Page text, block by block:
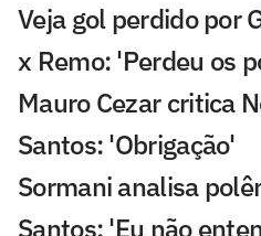
Veja gol perdido por
x Remo: 'Perdeu os
Mauro Cezar critica
Santos: 'Obrigação'
Sormani analisa
Santos: 'Eu não